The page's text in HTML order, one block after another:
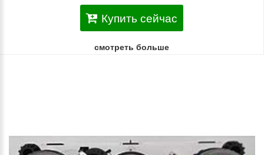
Купить сейчас
смотреть больше